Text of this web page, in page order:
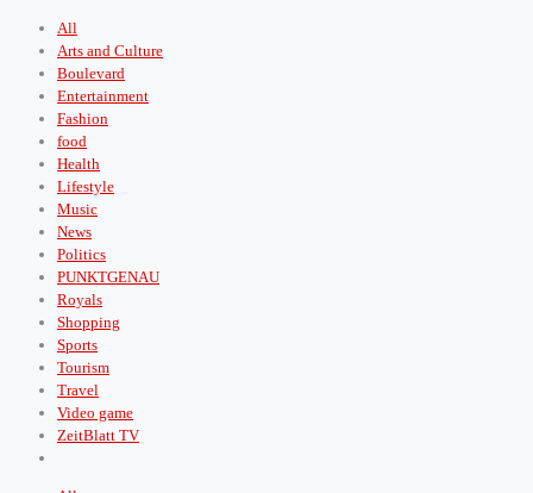
All
Arts and Culture
Boulevard
Entertainment
Fashion
food
Health
Lifestyle
Music
News
Politics
PUNKTGENAU
Royals
Shopping
Sports
Tourism
Travel
Video game
ZeitBlatt TV